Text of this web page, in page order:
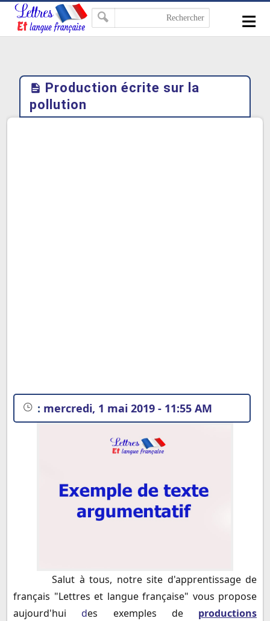
≡
Production écrite sur la
pollution
: mercredi, 1 mai 2019 - 11:55 AM
➧ Exemples de productions écrites sur la pollution :
➧ Production écrite sur la pollution - Exemple n°1
➧ Production écrite sur la pollution de l'air -
Salut à tous, notre site d'apprentissage de
français "Lettres et langue française" vous propose
aujourd'huides exemples de productions